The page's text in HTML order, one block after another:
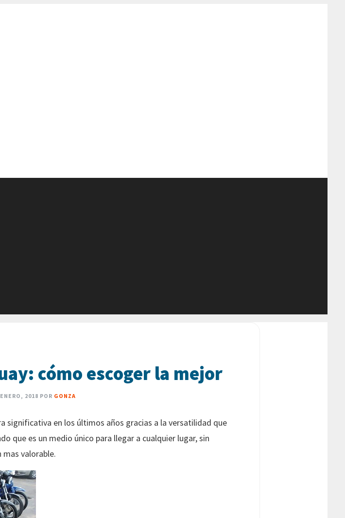
cómo escoger la mejor
2018 POR GONZA
significativa en los últimos años gracias a la versatilidad que
que es un medio único para llegar a cualquier lugar, sin
valorable.